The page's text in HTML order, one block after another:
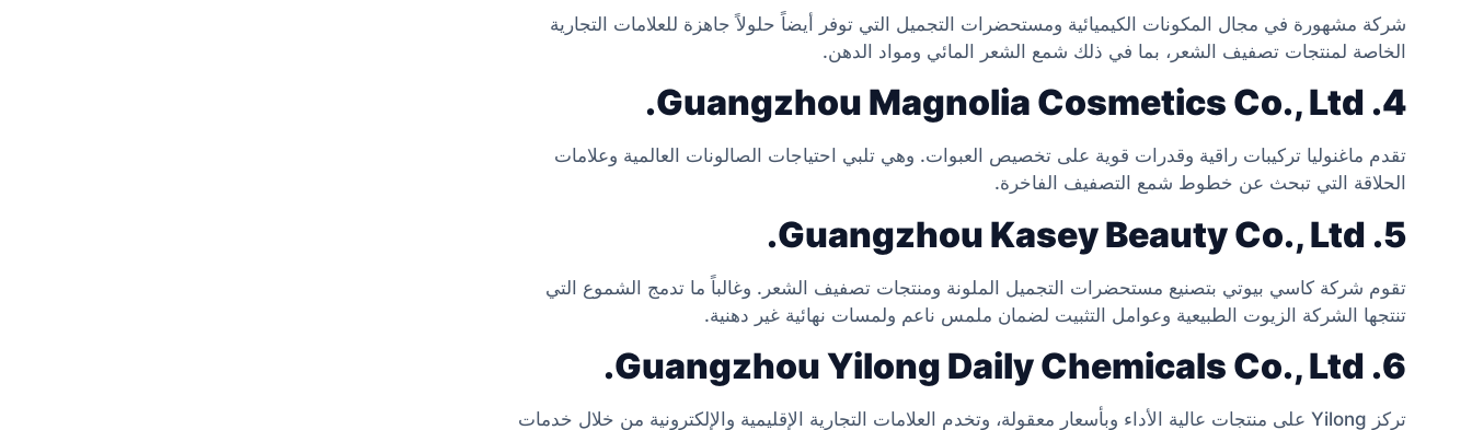
شركة مشهورة في مجال المكونات الكيميائية ومستحضرات التجميل التي توفر أيضاً حلولاً جاهزة للعلامات التجارية
الخاصة لمنتجات تصفيف الشعر، بما في ذلك شمع الشعر المائي ومواد الدهن.
4. Guangzhou Magnolia Cosmetics Co., Ltd.
تقدم ماغنوليا تركيبات راقية وقدرات قوية على تخصيص العبوات. وهي تلبي احتياجات الصالونات العالمية وعلامات
الحلاقة التي تبحث عن خطوط شمع التصفيف الفاخرة.
5. Guangzhou Kasey Beauty Co., Ltd.
تقوم شركة كاسي بيوتي بتصنيع مستحضرات التجميل الملونة ومنتجات تصفيف الشعر. وغالباً ما تدمج الشموع التي
تنتجها الشركة الزيوت الطبيعية وعوامل التثبيت لضمان ملمس ناعم ولمسات نهائية غير دهنية.
6. Guangzhou Yilong Daily Chemicals Co., Ltd.
تركز Yilong على منتجات عالية الأداء وبأسعار معقولة، وتخدم العلامات التجارية الإقليمية والإلكترونية من خلال خدمات